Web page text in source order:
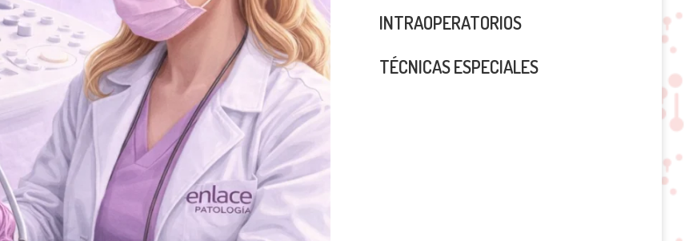
INTRAOPERATORIOS
TÉCNICAS ESPECIALES